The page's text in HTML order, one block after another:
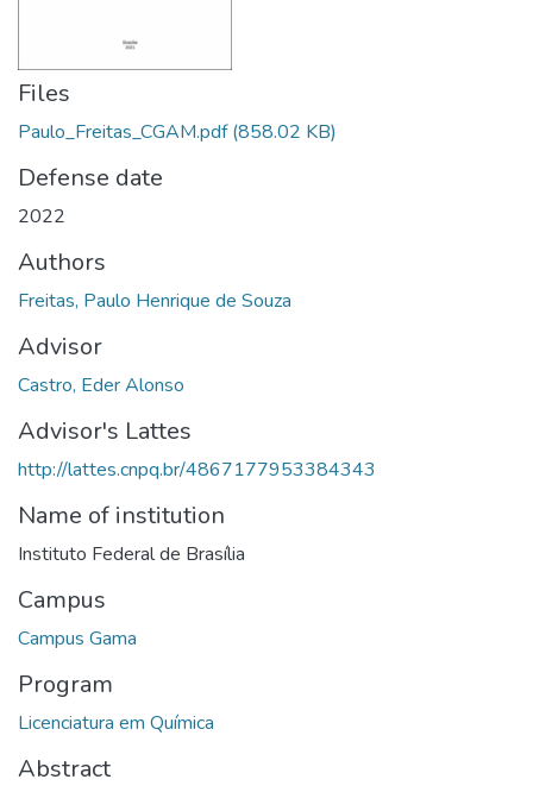
Files
Paulo_Freitas_CGAM.pdf(858.02 KB)
Defense date
2022
Authors
Freitas, Paulo Henrique de Souza
Advisor
Castro, Eder Alonso
Advisor's Lattes
http://lattes.cnpq.br/4867177953384343
Name of institution
Instituto Federal de Brasília
Campus
Campus Gama
Program
Licenciatura em Química
Abstract